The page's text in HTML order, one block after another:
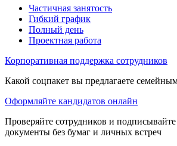
Частичная занятость
Гибкий график
Полный день
Проектная работа
Корпоративная поддержка сотрудников
Какой соцпакет вы предлагаете
Оформляйте кандидатов онлайн
Проверяйте сотрудников и
документы без бумаг и личных встреч